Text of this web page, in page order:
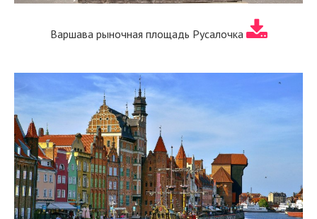
Варшава рыночная площадь Русалочка